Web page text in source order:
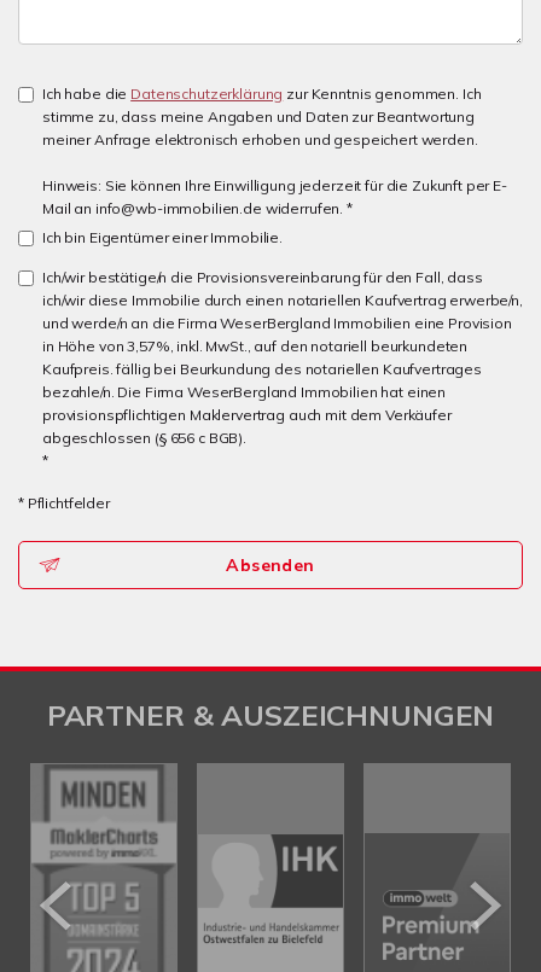
Ich habe die Datenschutzerklärung zur Kenntnis genommen. Ich
stimme zu, dass meine Angaben und Daten zur Beantwortung
meiner Anfrage elektronisch erhoben und gespeichert werden.
Hinweis: Sie können Ihre Einwilligung jederzeit für die Zukunft per E-
Mail an info@wb-immobilien.de widerrufen. *
Ich bin Eigentümer einer Immobilie.
Ich/wir bestätige/n die Provisionsvereinbarung für den Fall, dass
ich/wir diese Immobilie durch einen notariellen Kaufvertrag erwerbe/n,
und werde/n an die Firma WeserBergland Immobilien eine Provision
in Höhe von 3,57%, inkl. MwSt., auf den notariell beurkundeten
Kaufpreis. fällig bei Beurkundung des notariellen Kaufvertrages
bezahle/n. Die Firma WeserBergland Immobilien hat einen
provisionspflichtigen Maklervertrag auch mit dem Verkäufer
abgeschlossen (§ 656 c BGB).
*
* Pflichtfelder
Absenden
PARTNER & AUSZEICHNUNGEN